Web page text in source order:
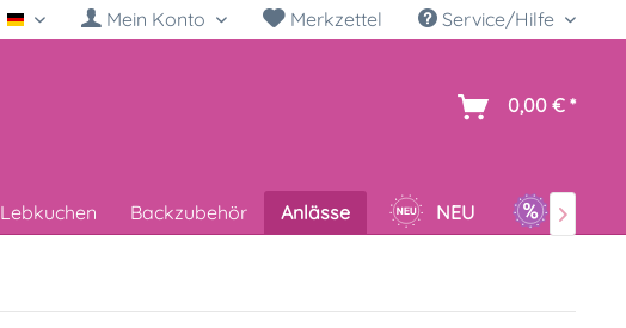
Deutsch Mein Konto Merkzettel Service/Hilfe
0,00 € *
Lebkuchen Backzubehör Anlässe NEU SALE
